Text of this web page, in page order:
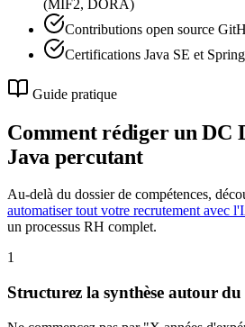
(MIF2, DORA)
Contributions open source
Certifications Java SE et
Guide pratique
Comment rédiger un DC
Java percutant
Au-delà du dossier de compétences,
automatiser tout votre recrutement avec
un processus RH complet.
1
Structurez la synthèse autour du